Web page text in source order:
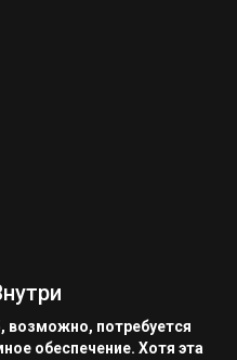
возможно, потребуется
обеспечение. Хотя эта